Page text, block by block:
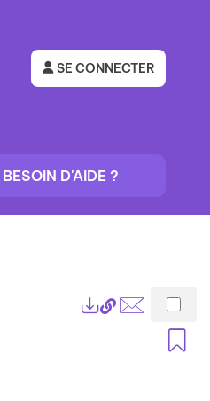
SE CONNECTER
BESOIN D'AIDE ?
Lien
permanent
(Nouvelle
Envoyer